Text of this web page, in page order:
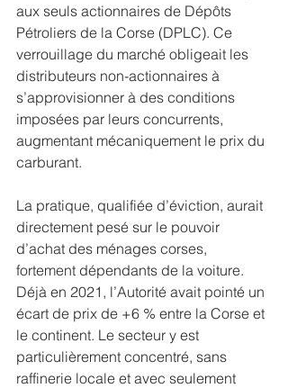
aux seuls actionnaires de Dépôts
Pétroliers de la Corse (DPLC). Ce
verrouillage du marché obligeait les
distributeurs non-actionnaires à
s’approvisionner à des conditions
imposées par leurs concurrents,
augmentant mécaniquement le prix du
carburant.
La pratique, qualifiée d’éviction, aurait
directement pesé sur le pouvoir
d’achat des ménages corses,
fortement dépendants de la voiture.
Déjà en 2021, l’Autorité avait pointé un
écart de prix de +6 % entre la Corse et
le continent. Le secteur y est
particulièrement concentré, sans
raffinerie locale et avec seulement